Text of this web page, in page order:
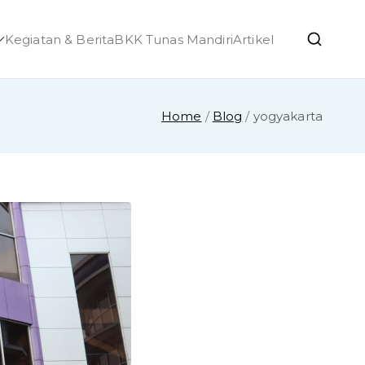
Ponjong
Kegiatan & BeritaBKK Tunas MandiriArtikel
Home Blog yogyakarta